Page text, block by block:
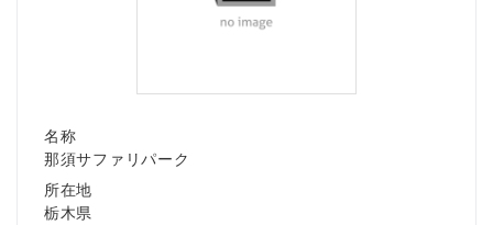
名称
那須サファリパーク
所在地
栃木県